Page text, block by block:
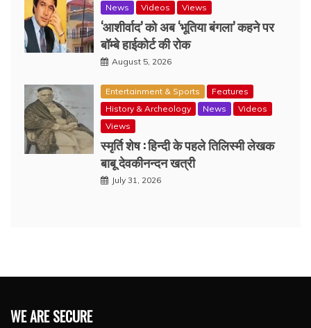
News
Videos Views
‘आशीर्वाद’ को अब ‘भूतिया बंगला’ कहने पर
बॉम्बे हाईकोर्ट की रोक
August 5, 2026
Entertainment & Sports
Features
History & Archeology
News
Videos
Views
स्मृर्ति शेष : हिन्दी के पहले तिलिस्मी लेखक
बाबू देवकीनन्दन खत्री
July 31, 2026
WE ARE SECURE